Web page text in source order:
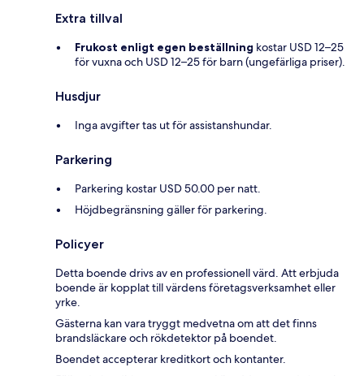
Extra tillval
Frukost enligt egen beställning kostar USD 12–25
för vuxna och USD 12–25 för barn (ungefärliga priser).
Husdjur
Inga avgifter tas ut för assistanshundar.
Parkering
Parkering kostar USD 50.00 per natt.
Höjdbegränsning gäller för parkering.
Policyer
Detta boende drivs av en professionell värd. Att erbjuda
boende är kopplat till värdens företagsverksamhet eller
yrke.
Gästerna kan vara tryggt medvetna om att det finns
brandsläckare och rökdetektor på boendet.
Boendet accepterar kreditkort och kontanter.